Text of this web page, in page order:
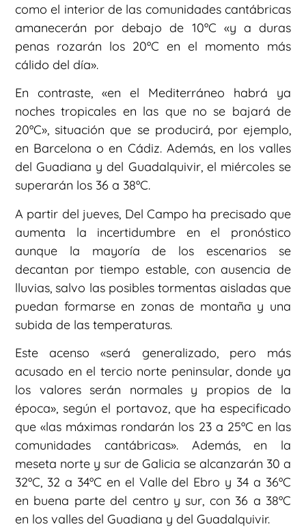
como el interior de las comunidades cantábricas
amanecerán por debajo de 10ºC «y a duras
penas rozarán los 20ºC en el momento más
cálido del día».
En contraste, «en el Mediterráneo habrá ya
noches tropicales en las que no se bajará de
20ºC», situación que se producirá, por ejemplo,
en Barcelona o en Cádiz. Además, en los valles
del Guadiana y del Guadalquivir, el miércoles se
superarán los 36 a 38ºC.
A partir del jueves, Del Campo ha precisado que
aumenta la incertidumbre en el pronóstico
aunque la mayoría de los escenarios se
decantan por tiempo estable, con ausencia de
lluvias, salvo las posibles tormentas aisladas que
puedan formarse en zonas de montaña y una
subida de las temperaturas.
Este acenso «será generalizado, pero más
acusado en el tercio norte peninsular, donde ya
los valores serán normales y propios de la
época», según el portavoz, que ha especificado
que «las máximas rondarán los 23 a 25ºC en las
comunidades cantábricas». Además, en la
meseta norte y sur de Galicia se alcanzarán 30 a
32ºC, 32 a 34ºC en el Valle del Ebro y 34 a 36ºC
en buena parte del centro y sur, con 36 a 38ºC
en los valles del Guadiana y del Guadalquivir.